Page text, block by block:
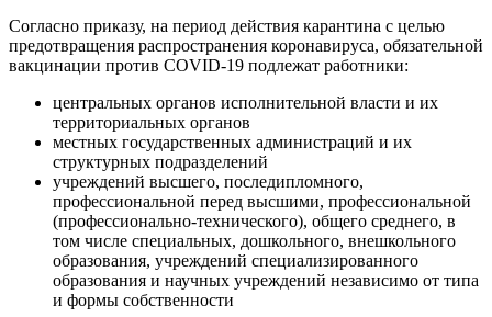
Согласно приказу, на период действия карантина с целью
предотвращения распространения коронавируса, обязательной
вакцинации против COVID-19 подлежат работники:
центральных органов исполнительной власти и их
территориальных органов
местных государственных администраций и их
структурных подразделений
учреждений высшего, последипломного,
профессиональной перед высшими, профессиональной
(профессионально-технического), общего среднего, в
том числе специальных, дошкольного, внешкольного
образования, учреждений специализированного
образования и научных учреждений независимо от типа
и формы собственности